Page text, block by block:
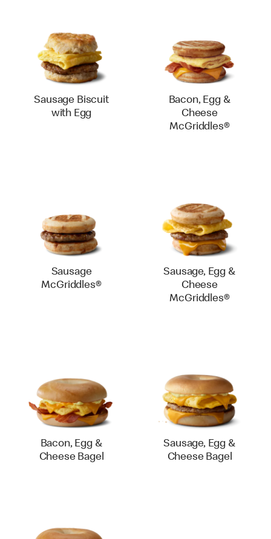
Sausage Biscuit
with Egg
Bacon, Egg &
Cheese
McGriddles®
Sausage
McGriddles®
Sausage, Egg &
Cheese
McGriddles®
Bacon, Egg &
Cheese Bagel
Sausage, Egg &
Cheese Bagel